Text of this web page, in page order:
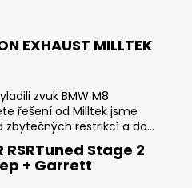
EXHAUST MILLTEK
zvuk BMW M8
řešení od Milltek jsme
restrikcí a do...
Stage 2
+ Garrett